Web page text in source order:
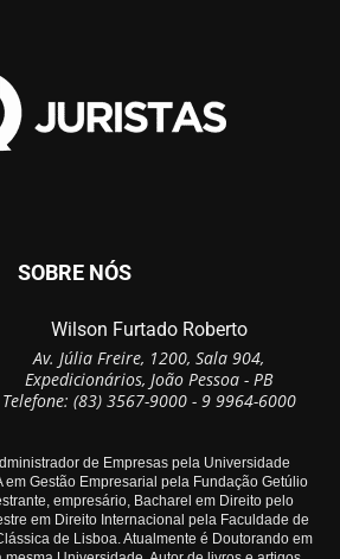
SOBRE NÓS
Wilson Furtado Roberto
Av. Júlia Freire, 1200, Sala 904,
Expedicionários, João Pessoa - PB
Telefone: (83) 3567-9000 - 9 9964-6000
de Empresas pela Universidade
em Gestão Empresarial pela Fundação Getúlio
empresário, Bacharel em Direito pelo
em Direito Internacional pela Faculdade de
de Lisboa. Atualmente é Doutorando em